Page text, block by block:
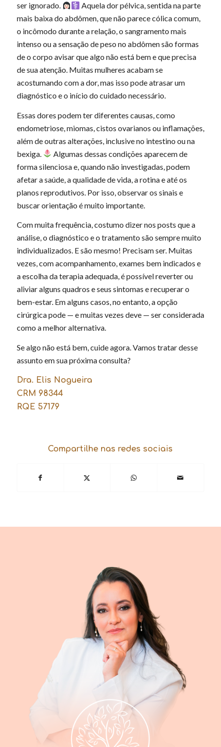
ser ignorado.
Aquela dor pélvica, sentida na parte
mais baixa do abdômen, que não parece cólica comum,
o incômodo durante a relação, o sangramento mais
intenso ou a sensação de peso no abdômen são formas
de o corpo avisar que algo não está bem e que precisa
de sua atenção. Muitas mulheres acabam se
acostumando com a dor, mas isso pode atrasar um
diagnóstico e o início do cuidado necessário.
Essas dores podem ter diferentes causas, como
endometriose, miomas, cistos ovarianos ou inflamações,
além de outras alterações, inclusive no intestino ou na
bexiga.
Algumas dessas condições aparecem de
forma silenciosa e, quando não investigadas, podem
afetar a saúde, a qualidade de vida, a rotina e até os
planos reprodutivos. Por isso, observar os sinais e
buscar orientação é muito importante.
Com muita frequência, costumo dizer nos posts que a
análise, o diagnóstico e o tratamento são sempre muito
individualizados. E são mesmo! Precisam ser. Muitas
vezes, com acompanhamento, exames bem indicados e
a escolha da terapia adequada, é possível reverter ou
aliviar alguns quadros e seus sintomas e recuperar o
bem-estar. Em alguns casos, no entanto, a opção
cirúrgica pode — e muitas vezes deve — ser considerada
como a melhor alternativa.
Se algo não está bem, cuide agora. Vamos tratar desse
assunto em sua próxima consulta?
Dra. Elis Nogueira
CRM 98344
RQE 57179
Compartilhe nas redes sociais